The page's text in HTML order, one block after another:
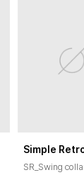
Simple
SR_Swing